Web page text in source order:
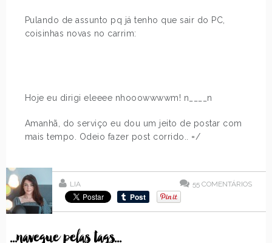
Pulando de assunto pq já tenho que sair do PC,
coisinhas novas no carrim:
Hoje eu dirigi eleeee nhooowwwwm! n____n
Amanhã, do serviço eu dou um jeito de postar com
mais tempo. Odeio fazer post corrido.. =/
LIA 55 COMENTÁRIOS
...navegue pelas tags...